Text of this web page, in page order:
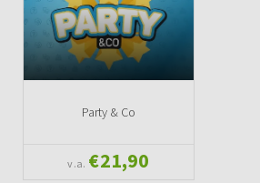
Party & Co
v.a. €21,90